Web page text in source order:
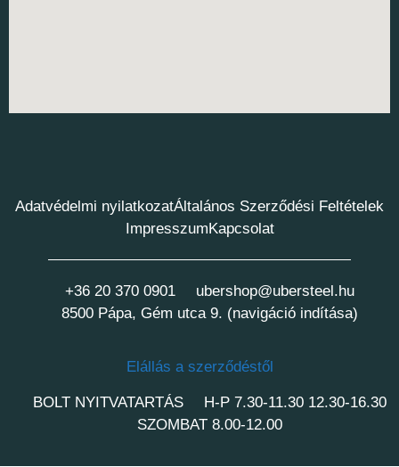
Adatvédelmi nyilatkozatÁltalános Szerződési Feltételek
ImpresszumKapcsolat
+36 20 370 0901
ubershop@ubersteel.hu
8500 Pápa, Gém utca 9. (navigáció indítása)
Elállás a szerződéstől
BOLT NYITVATARTÁS
H-P 7.30-11.30 12.30-16.30
SZOMBAT 8.00-12.00